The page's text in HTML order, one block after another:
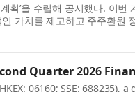
획’을 수립해 공시했다. 이
가치를 제고하고 주주환원
Quarter 2026
06160; SSE: